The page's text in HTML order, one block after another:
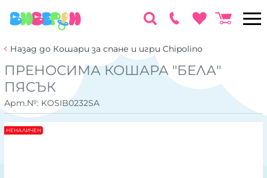
Назад до Кошари за спане и игри Chipolino
ПРЕНОСИМА КОШАРА "БЕЛА"
ПЯСЪК
Арт.№: KOSIB0232SA
НЕНАЛИЧЕН